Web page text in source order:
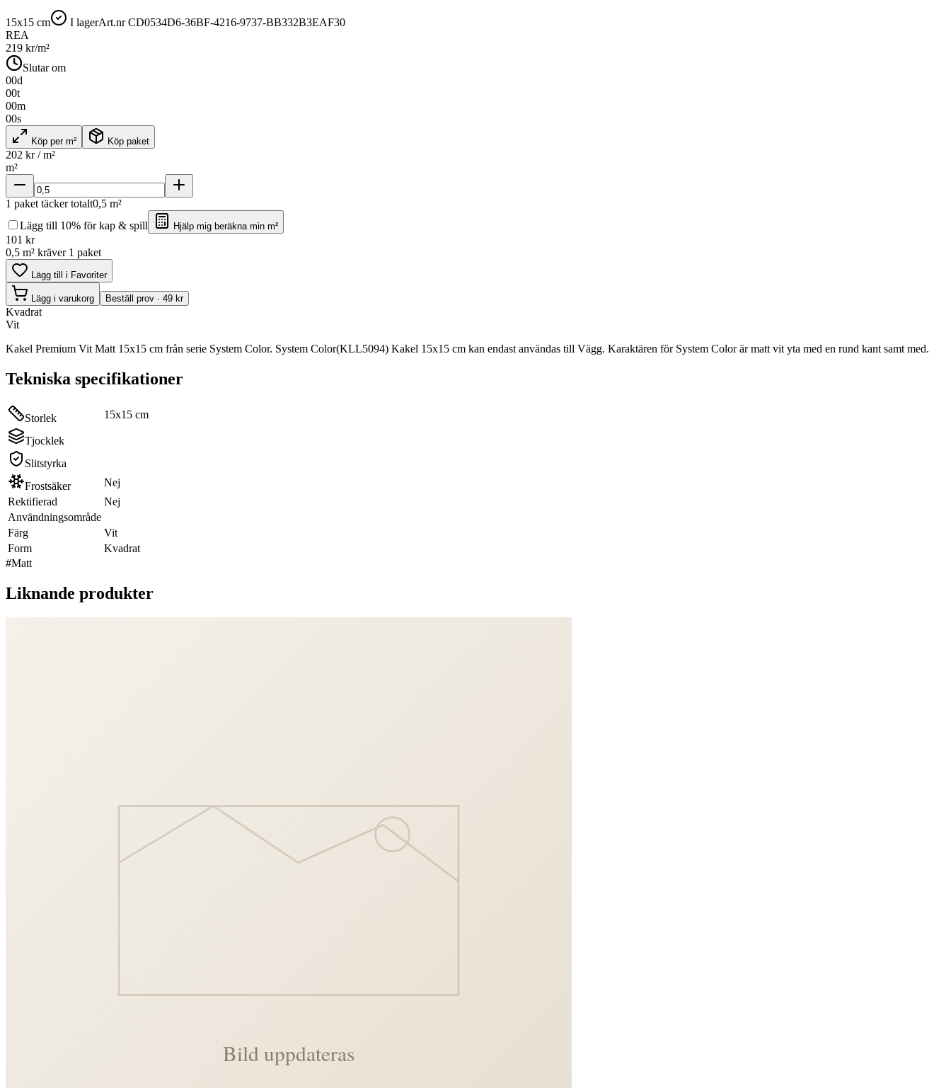
15x15 cm I lagerArt.nrCD0534D6-36BF-4216-9737-BB332B3EAF30
REA
219 kr/m²
Slutar om
00d
00t
00m
00s
Köp per m² Köp paket
202 kr / m²
m²
1 paket täcker totalt0,5 m²
Lägg till 10% för kap & spill
Hjälp mig beräkna min m²
101 kr
0,5 m² kräver 1 paket
Lägg till i Favoriter
Lägg i varukorg Beställ prov · 49 kr
Kvadrat
Vit
Kakel Premium Vit Matt 15x15 cm från serie System Color. System Color(KLL5094) Kakel 15x15 cm kan endast användas till Vägg. Karaktären för System Color är matt vit yta med en rund kant samt med.
Tekniska specifikationer
Storlek 15x15 cm
Tjocklek
Slitstyrka
Frostsäker
Nej
Rektifierad
Nej
Användningsområde
Färg
Vit
Form
Kvadrat
#Matt
Liknande produkter